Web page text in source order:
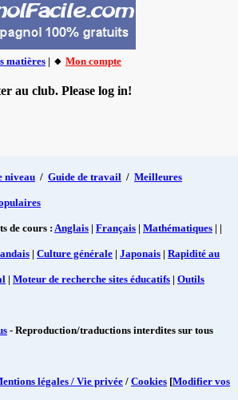
matières | 🔸 Mon compte
au club. Please log in!
niveau / Guide de travail / Meilleures
de cours : Anglais | Français | Mathématiques | |
| Culture générale | Japonais | Rapidité au
| Moteur de recherche sites éducatifs | Outils
- Reproduction/traductions interdites sur tous
légales / Vie privée / Cookies [Modifier vos